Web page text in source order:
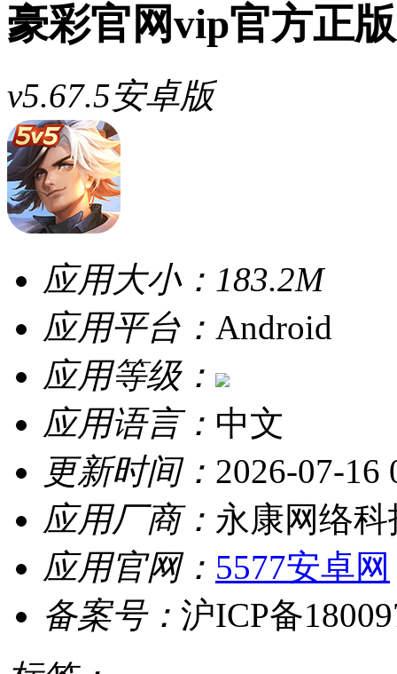
豪彩官网vip官方正版
v5.67.5安卓版
应用大小： 183.2M
应用平台： Android
应用等级：
应用语言： 中文
更新时间： 2026-07-16
应用厂商： 永康网络
应用官网： 5577安卓网
备案号： 沪ICP备